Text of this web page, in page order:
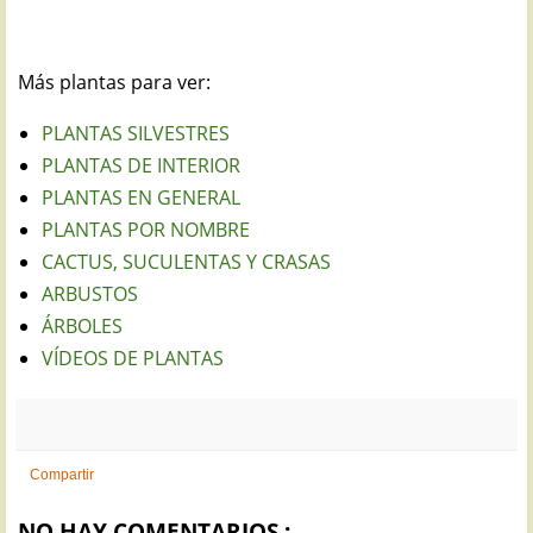
Más plantas para ver:
PLANTAS SILVESTRES
PLANTAS DE INTERIOR
PLANTAS EN GENERAL
PLANTAS POR NOMBRE
CACTUS, SUCULENTAS Y CRASAS
ARBUSTOS
ÁRBOLES
VÍDEOS DE PLANTAS
Compartir